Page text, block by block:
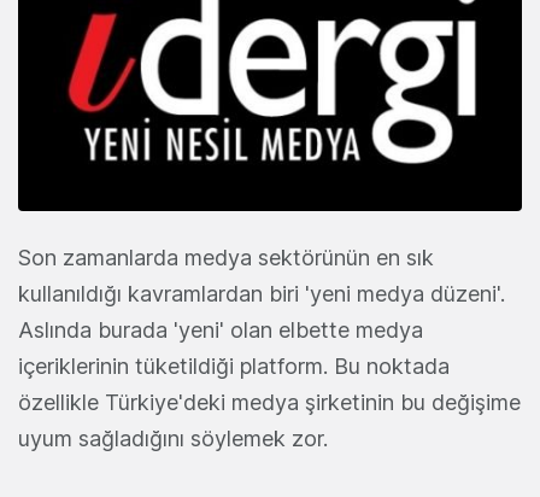
Son zamanlarda medya sektörünün en sık
kullanıldığı kavramlardan biri 'yeni medya düzeni'.
Aslında burada 'yeni' olan elbette medya
içeriklerinin tüketildiği platform. Bu noktada
özellikle Türkiye'deki medya şirketinin bu değişime
uyum sağladığını söylemek zor.